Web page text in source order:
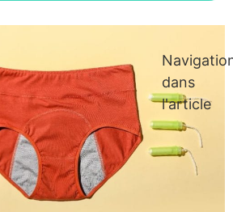
dans
l'article